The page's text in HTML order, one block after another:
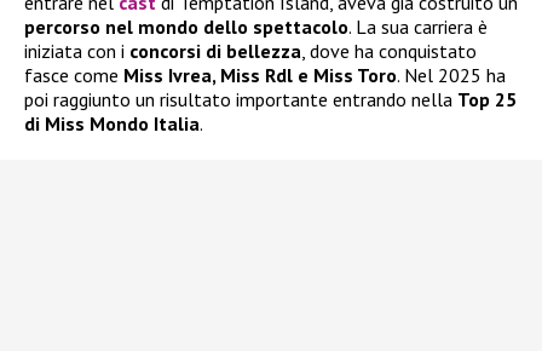
percorso nel mondo dello spettacolo. La sua carriera è
iniziata con i concorsi di bellezza , dove ha conquistato
fasce come Miss Ivrea, Miss Rdl e Miss Toro. Nel 2025 ha
poi raggiunto un risultato importante entrando nella Top 25
di Miss Mondo Italia.